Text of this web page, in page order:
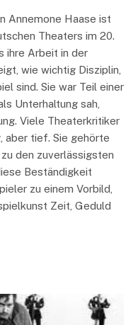
Annemone Haase ist
Theaters im 20.
ihre Arbeit in der
wie wichtig Disziplin,
sind. Sie war Teil einer
Unterhaltung sah,
Viele Theaterkritiker
aber tief. Sie gehörte
den zuverlässigsten
Beständigkeit
zu einem Vorbild,
Zeit, Geduld